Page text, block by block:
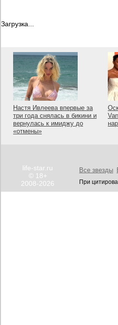
Загрузка...
Настя Ивлеева впервые за
три года снялась в бикини и
вернулась к имиджу до
«отмены»
life-star.ru
© 18+
2008-2026
Все звезды
При